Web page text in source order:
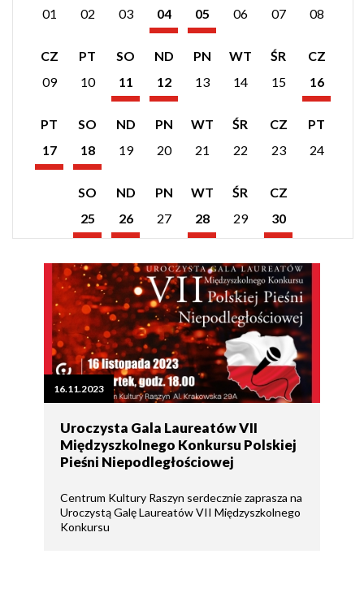
01
02
03
dnia:
04
Listopaddnia:
05
Listopad
06
07
08
CZ
09
PT
10
listę
dnia:
SO
11
Listopad
listę
dnia:
ND
12
Listopad
PN
13
WT
14
ŚR
15
listę
dnia:
CZ
16
Listopad
listę
dnia:
PT
17
Listopad
listę
dnia:
SO
18
Listopad
ND
19
PN
20
WT
21
ŚR
22
CZ
23
PT
24
listę
dnia:
SO
25
Listopad
listę
dnia:
ND
26
Listopad
PN
27
listę
dnia:
WT
28
Listopad
ŚR
29
listę
dnia:
CZ
30
Listopad
16.11.2023
Uroczysta Gala Laureatów VII
Międzyszkolnego Konkursu Polskiej
Pieśni Niepodległościowej
Centrum Kultury Raszyn serdecznie zaprasza na
Uroczystą Galę Laureatów VII Międzyszkolnego
Konkursu